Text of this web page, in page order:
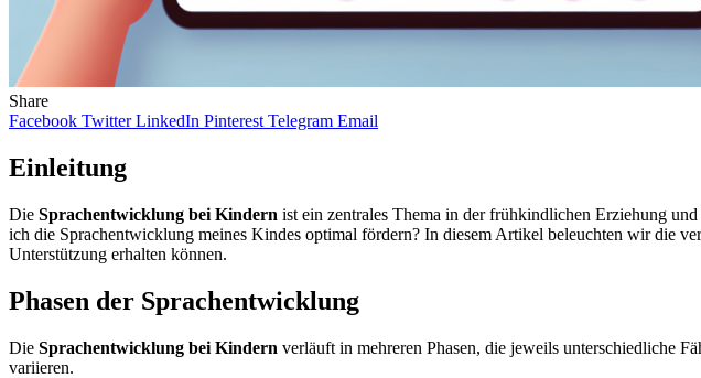
Share
Facebook Twitter LinkedIn Pinterest Telegram Email
Einleitung
Die Sprachentwicklung bei Kindern ist ein zentrales Thema in der frühkindlichen Erziehung
ich die Sprachentwicklung meines Kindes optimal fördern? In diesem Artikel beleuchten wir die
Unterstützung erhalten können.
Phasen der Sprachentwicklung
Die Sprachentwicklung bei Kindern verläuft in mehreren Phasen, die jeweils unterschiedliche
variieren.